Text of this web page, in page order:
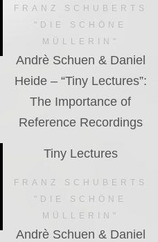
FRANZ SCHUBERTS
"DIE SCHÖNE
MÜLLERIN"
Andrè Schuen & Daniel
Heide – “Tiny Lectures”:
The Importance of
Reference Recordings
Tiny Lectures
FRANZ SCHUBERTS
"DIE SCHÖNE
MÜLLERIN"
Andrè Schuen & Daniel